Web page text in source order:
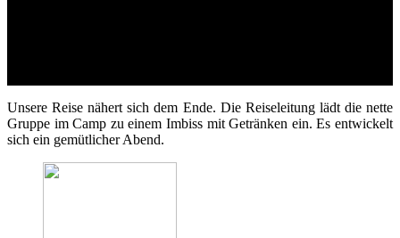
Unsere Reise nähert sich dem Ende. Die Reiseleitung lädt die nette
Gruppe im Camp zu einem Imbiss mit Getränken ein. Es entwickelt
sich ein gemütlicher Abend.